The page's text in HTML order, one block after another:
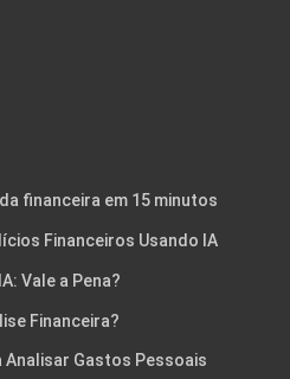
financeira em 15 minutos
Financeiros Usando IA
Vale a Pena?
Financeira?
Analisar Gastos Pessoais